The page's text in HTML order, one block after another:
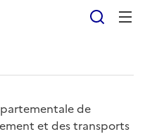
de
et des transports